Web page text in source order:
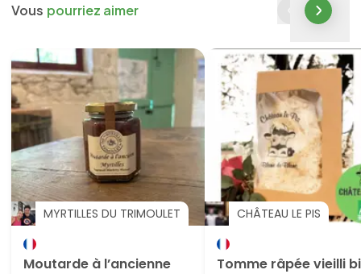
Vous pourriez aimer
MYRTILLES DU TRIMOULET
Moutarde à l’ancienne
CHÂTEAU LE PIS
Tomme râpée vieilli